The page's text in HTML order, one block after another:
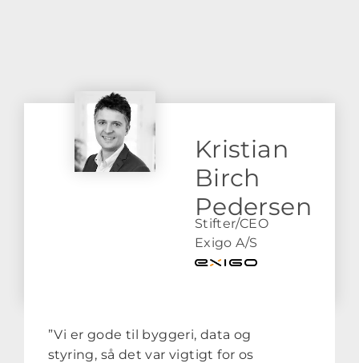
Kristian
Birch
Pedersen
Stifter/CEO
Exigo A/S
”Vi er gode til byggeri, data og
styring, så det var vigtigt for os